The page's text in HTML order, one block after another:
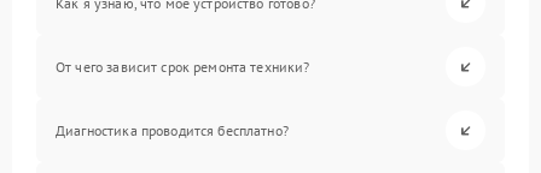
От чего зависит срок ремонта техники?
Диагностика проводится бесплатно?